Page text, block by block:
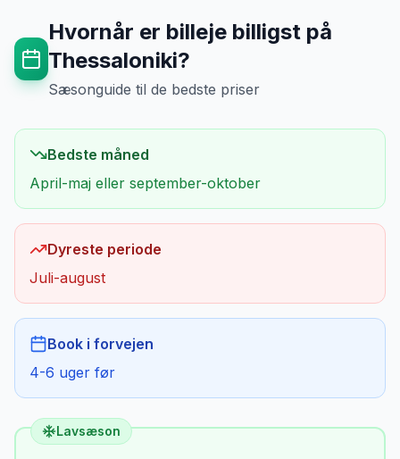
Hvornår er billeje billigst på
Thessaloniki?
Sæsonguide til de bedste priser
Bedste måned
April-maj eller september-oktober
Dyreste periode
Juli-august
Book i forvejen
4-6 uger før
Lavsæson